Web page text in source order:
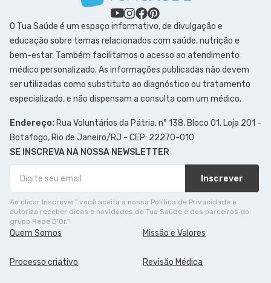
O Tua Saúde é um espaço informativo, de divulgação e
educação sobre temas relacionados com saúde, nutrição e
bem-estar. Também facilitamos o acesso ao atendimento
médico personalizado. As informações publicadas não devem
ser utilizadas como substituto ao diagnóstico ou tratamento
especializado, e não dispensam a consulta com um médico.
Endereço: Rua Voluntários da Pátria, n° 138, Bloco 01, Loja 201 -
Botafogo, Rio de Janeiro/RJ - CEP: 22270-010
SE INSCREVA NA NOSSA NEWSLETTER
Inscrever
Ao clicar Inscrever" você aceita a nossa Política de Privacidade e
autoriza receber dicas e novidades do Tua Saúde e dos parceiros do
grupo Rede D'Or."
Quem Somos Missão e Valores
Processo criativo Revisão Médica